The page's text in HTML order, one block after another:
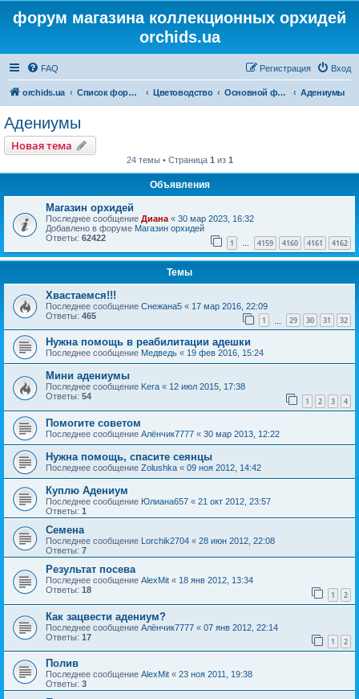
форум магазина коллекционных орхидей
orchids.ua
FAQ Вход
Регистрация
orchids.ua Список форумов Цветоводство Основной форум Адениумы
Адениумы
Новая тема
24 темы • Страница 1 из 1
Объявления
Магазин орхидей
Последнее сообщение Диана « 30 мар 2023, 16:32
Добавлено в форуме Магазин орхидей
Ответы: 62422 1 … 4159 4160 4161 4162
Темы
Хвастаемся!!!
Последнее сообщение Снежана5 « 17 мар 2016, 22:09
Ответы: 465 1 29 30 31 32
Нужна помощь в реабилитации адешки
Последнее сообщение Медведь « 19 фев 2016, 15:24
Мини адениумы
Последнее сообщение Kera « 12 июл 2015, 17:38
Ответы: 54 1 2 3 4
Помогите советом
Последнее сообщение Алёнчик7777 « 30 мар 2013, 12:22
Нужна помощь, спасите сеянцы
Последнее сообщение Zolushka « 09 ноя 2012, 14:42
Куплю Адениум
Последнее сообщение Юлиана657 « 21 окт 2012, 23:57
Ответы: 1
Семена
Последнее сообщение Lorchik2704 « 28 июн 2012, 22:08
Ответы: 7
Результат посева
Последнее сообщение AlexMit « 18 янв 2012, 13:34
Ответы: 18 1 2
Как зацвести адениум?
Последнее сообщение Алёнчик7777 « 07 янв 2012, 22:14
Ответы: 17 1 2
Полив
Последнее сообщение AlexMit « 23 ноя 2011, 19:38
Ответы: 3